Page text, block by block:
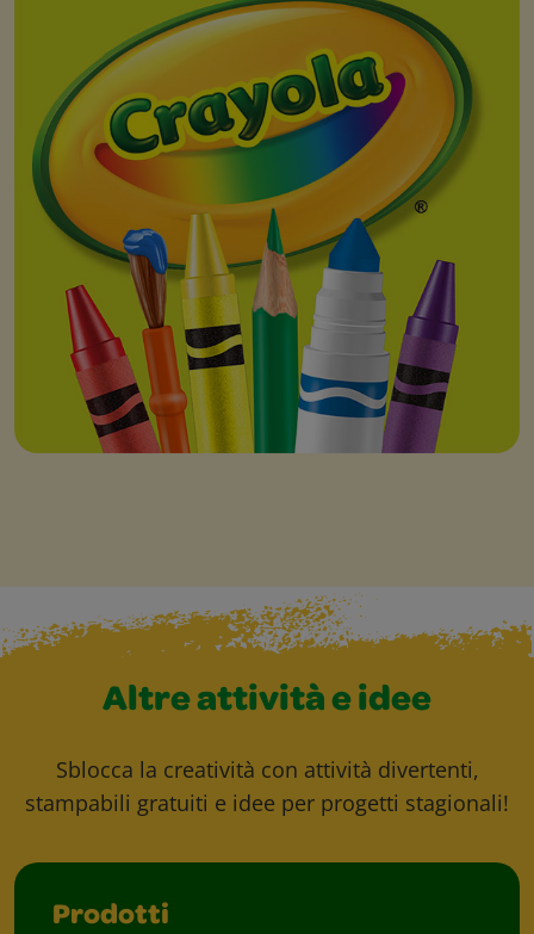
Altre attività e idee
Sblocca la creatività con attività divertenti,
stampabili gratuiti e idee per progetti stagionali!
Prodotti